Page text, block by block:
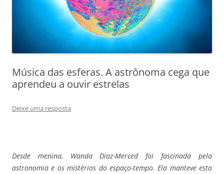
Música das esferas. A astrônoma cega que
aprendeu a ouvir estrelas
Deixe uma resposta
Desde menina, Wanda Diaz-Merced foi fascinada pela
astronomia e os mistérios do espaço-tempo. Ela manteve esta